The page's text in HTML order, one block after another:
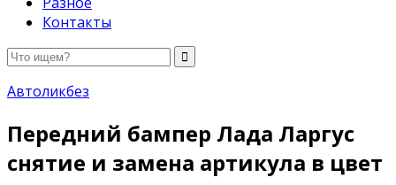
Контакты
Автоликбез
Передний бампер Лада Ларгус
снятие и замена артикула в цвет